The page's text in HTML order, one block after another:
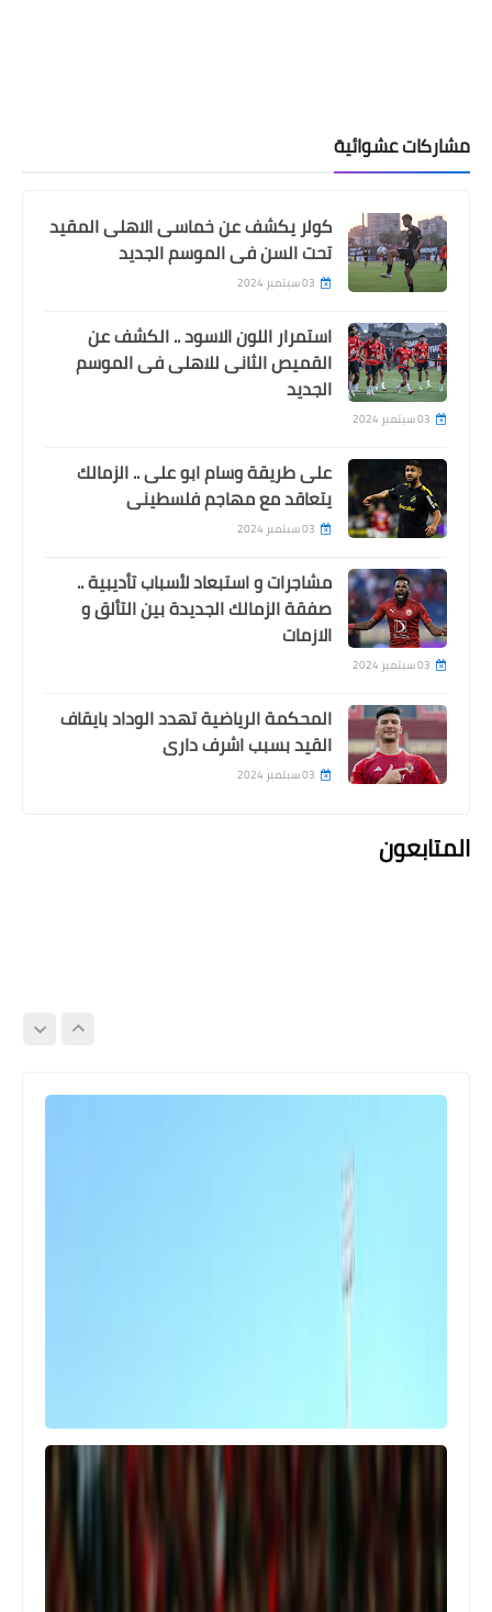
مشاركات عشوائية
كولر يكشف عن خماسى الاهلى المقيد
تحت السن فى الموسم الجديد
03 سبتمبر 2024
استمرار اللون الاسود .. الكشف عن
القميص الثانى للاهلى فى الموسم
الجديد
03 سبتمبر 2024
على طريقة وسام ابو على .. الزمالك
يتعاقد مع مهاجم فلسطينى
03 سبتمبر 2024
مشاجرات و استبعاد لأسباب تأديبية ..
صفقة الزمالك الجديدة بين التألق و
الازمات
03 سبتمبر 2024
المحكمة الرياضية تهدد الوداد بايقاف
القيد بسبب اشرف دارى
03 سبتمبر 2024
المتابعون